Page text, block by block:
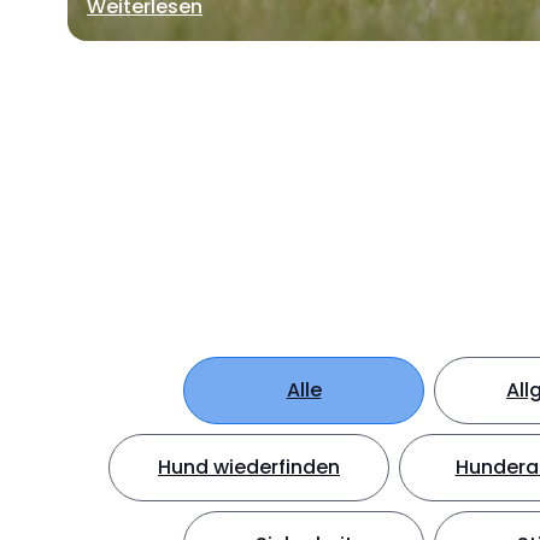
Weiterlesen
Alle
Hund wiederfinden